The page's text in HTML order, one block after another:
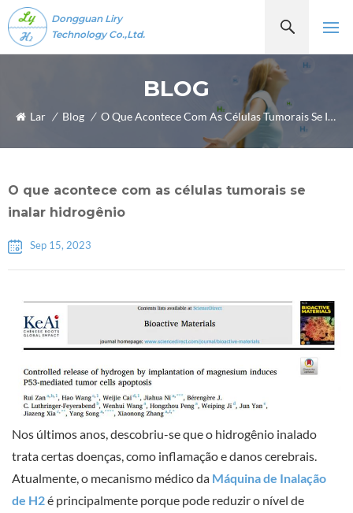
Dongguan Liry
Technology Co.,Ltd.
BLOG
Lar / Blog / O Que Acontece Com As Células Tumorais Se Inalar Hidrogênio
O que acontece com as células tumorais se
inalar hidrogênio
Sep 15, 2023
Nos últimos anos, descobriu-se que o hidrogênio inalado
trata certas doenças, como inflamação e danos cerebrais.
Atualmente, o mecanismo médico da Máquina de Inalação
de H2é principalmente porque pode reduzir o nível de